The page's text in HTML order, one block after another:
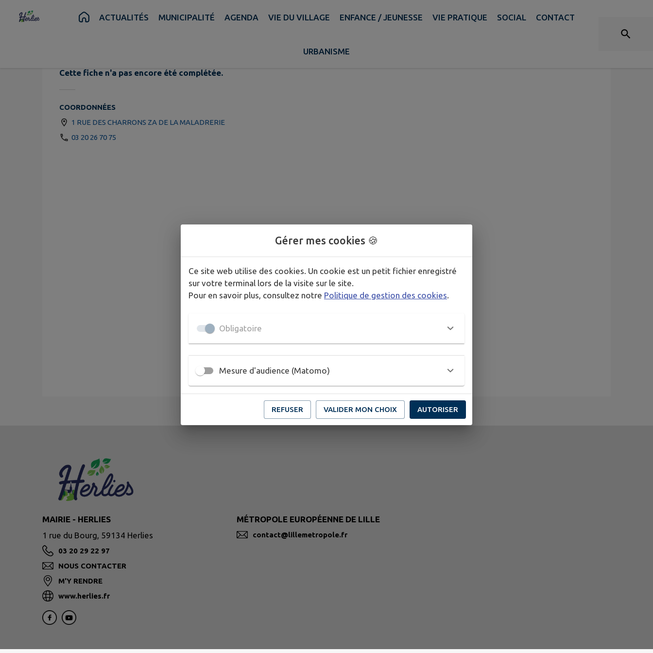
Contenu Menu Recherche Pied de page
ACTUALITÉS MUNICIPALITÉ AGENDA VIE DU VILLAGE ENFANCE / JEUNESSE VIE PRATIQUE SOCIAL CONTACT
URBANISME
Cette fiche n'a pas encore été complétée.
COORDONNÉES
1 RUE DES CHARRONS ZA DE LA MALADRERIE
03 20 26 70 75
MAIRIE - HERLIES
1 rue du Bourg, 59134 Herlies
03 20 29 22 97
NOUS CONTACTER
M'Y RENDRE
www.herlies.fr
MÉTROPOLE EUROPÉENNE DE LILLE
contact@lillemetropole.fr
Gérer mes cookies 🍪
Ce site web utilise des cookies. Un cookie est un petit fichier enregistré
sur votre terminal lors de la visite sur le site.
Pour en savoir plus, consultez notre Politique de gestion des cookies
Obligatoire
Mesure d'audience (Matomo)
REFUSER VALIDER MON CHOIX AUTORISER